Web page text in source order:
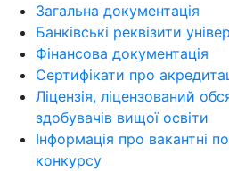
Загальна документація
Банківські реквізити
Фінансова документація
Сертифікати про
Ліцензія, ліцензований
здобувачів вищої освіти
Інформація про вакантні
конкурсу